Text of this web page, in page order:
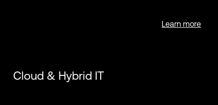
Learn more
Cloud & Hybrid IT